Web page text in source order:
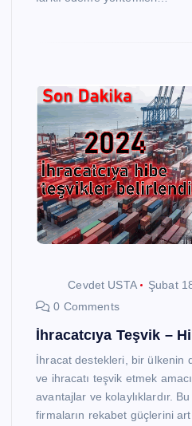
Cevdet USTA
Şubat
0 Comments
İhracatcıya Teşvik –
İhracat destekleri, bir ülkenin
ve ihracatı teşvik etmek
avantajlar ve kolaylıklardır.
firmaların rekabet güçlerini